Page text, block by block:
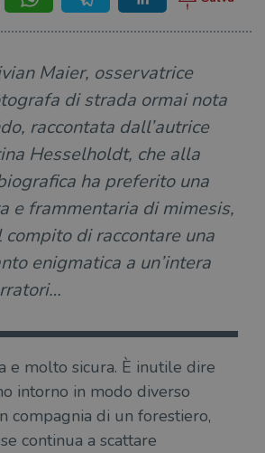
Maier, osservatrice
di strada ormai nota
raccontata dall’autrice
Hesselholdt, che alla
ha preferito una
e frammentaria di mimesis,
di raccontare una
enigmatica a un’intera
e molto sicura. È inutile dire
intorno in modo diverso
compagnia di un forestiero,
continua a scattare